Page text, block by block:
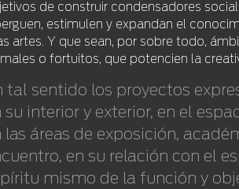
de construir condensadores
estimulen y expandan el
artes. Y que sean, por sobre todo,
o fortuitos, que potencien la
tal sentido los proyectos
su interior y exterior, en el
las áreas de exposición,
en su relación con el
mismo de la función y